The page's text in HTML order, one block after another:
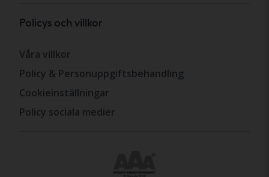
Policys och villkor
Våra villkor
Policy & Personuppgiftsbehandling
Cookieinställningar
Policy sociala medier